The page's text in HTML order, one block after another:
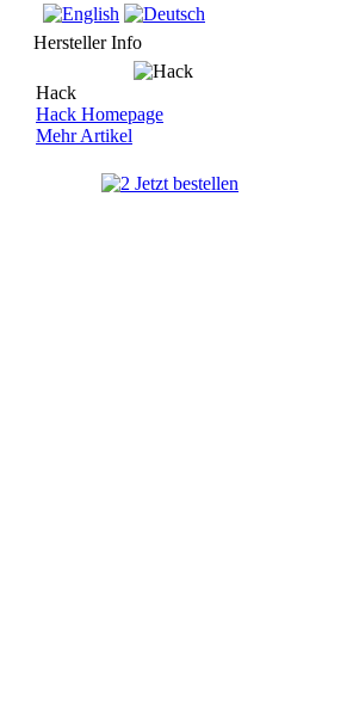
Hersteller Info
Hack
Hack Homepage
Mehr Artikel